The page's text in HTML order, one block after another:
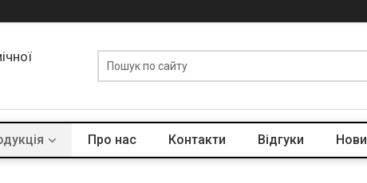
Про нас Контакти Відгуки